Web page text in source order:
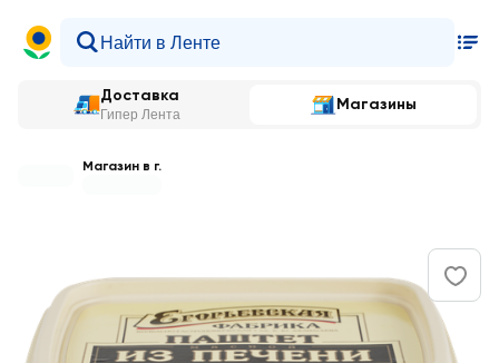
Доставка
Гипер Лента
Магазины
Магазин в г.